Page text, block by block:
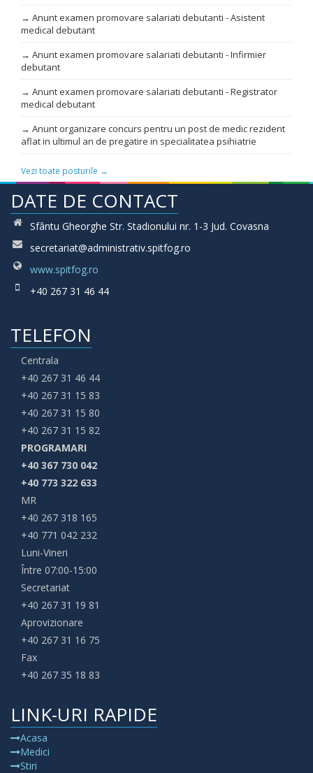
→ Anunt examen promovare salariati debutanti - Asistent
medical debutant
→ Anunt examen promovare salariati debutanti - Infirmier
debutant
→ Anunt examen promovare salariati debutanti - Registrator
medical debutant
→ Anunt organizare concurs pentru un post de medic rezident
aflat in ultimul an de pregatire in specialitatea psihiatrie
Vezi toate posturile →
DATE DE CONTACT
Sfântu Gheorghe Str. Stadionului nr. 1-3 Jud. Covasna
secretariat@administrativ.spitfog.ro
www.spitfog.ro
+40 267 31 46 44
TELEFON
Centrala
+40 267 31 46 44
+40 267 31 15 83
+40 267 31 15 80
+40 267 31 15 82
PROGRAMARI
+40 367 730 042
+40 773 322 633
MR
+40 267 318 165
+40 771 042 232
Luni-Vineri
Între 07:00-15:00
Secretariat
+40 267 31 19 81
Aprovizionare
+40 267 31 16 75
Fax
+40 267 35 18 83
LINK-URI RAPIDE
Acasa
Medici
Stiri